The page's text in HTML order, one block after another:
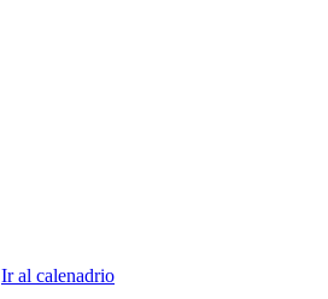
Ir al calenadrio